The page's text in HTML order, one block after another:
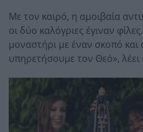
Με τον καιρό, η αμοιβαία
οι δύο καλόγριες έγιναν
μοναστήρι με έναν σκοπό
υπηρετήσουμε τον Θεό», λέει